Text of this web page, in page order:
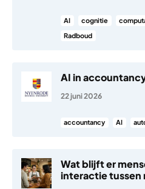
AI cognitie
Radboud
AI in
22 juni 2026
accountancy AI
Wat blijft er
interactie tussen